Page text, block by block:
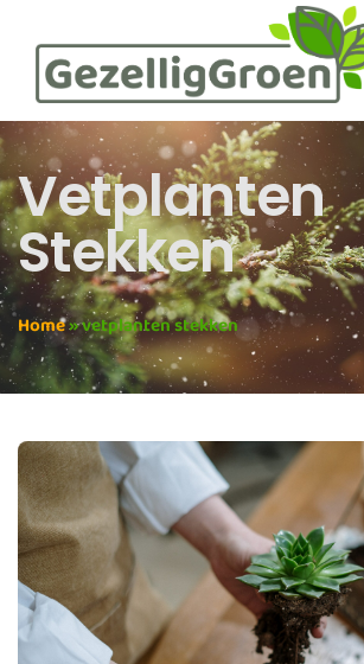
Vetplanten
Stekken
Home»vetplanten stekken